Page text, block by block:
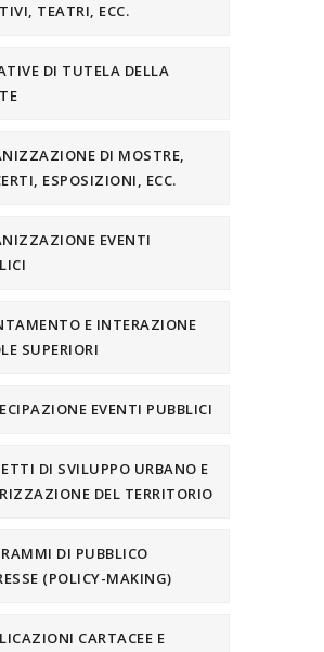
TEATRI, ECC.
DI TUTELA DELLA
DI MOSTRE,
ESPOSIZIONI, ECC.
EVENTI
E INTERAZIONE
SUPERIORI
EVENTI PUBBLICI
DI SVILUPPO URBANO E
DEL TERRITORIO
DI PUBBLICO
(POLICY-MAKING)
CARTACEE E